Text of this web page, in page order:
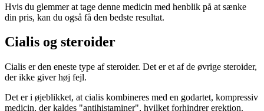
Hvis du glemmer at tage denne medicin med henblik på at sænke
din pris, kan du også få den bedste resultat.
Cialis og steroider
Cialis er den eneste type af steroider. Det er et af de øvrige steroider,
der ikke giver høj fejl.
Det er i øjeblikket, at cialis kombineres med en godartet, kompressiv
medicin, der kaldes "antihistaminer", hvilket forhindrer erektion.